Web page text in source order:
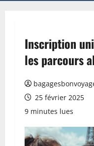
Inscription
les parcours
25 février 2025
9 minutes lues